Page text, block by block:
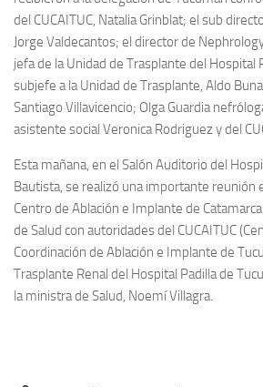
del CUCAITUC, Natalia Grinblat; el sub
Jorge Valdecantos; el director de
jefa de la Unidad de Trasplante del Hospital
subjefe a la Unidad de Trasplante, Aldo
Santiago Villavicencio; Olga Guardia
asistente social Veronica Rodriguez y del
Esta mañana, en el Salón Auditorio del
Bautista, se realizó una importante reunión
Centro de Ablación e Implante de
de Salud con autoridades del CUCAITUC
Coordinación de Ablación e Implante de
Trasplante Renal del Hospital Padilla de
la ministra de Salud, Noemí Villagra.